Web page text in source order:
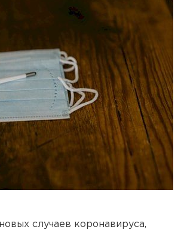
случаев коронавируса,